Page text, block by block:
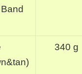
340 g